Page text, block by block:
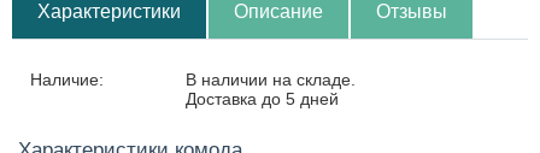
Характеристики Описание Отзывы
Наличие:
В наличии на складе.
Доставка до 5 дней